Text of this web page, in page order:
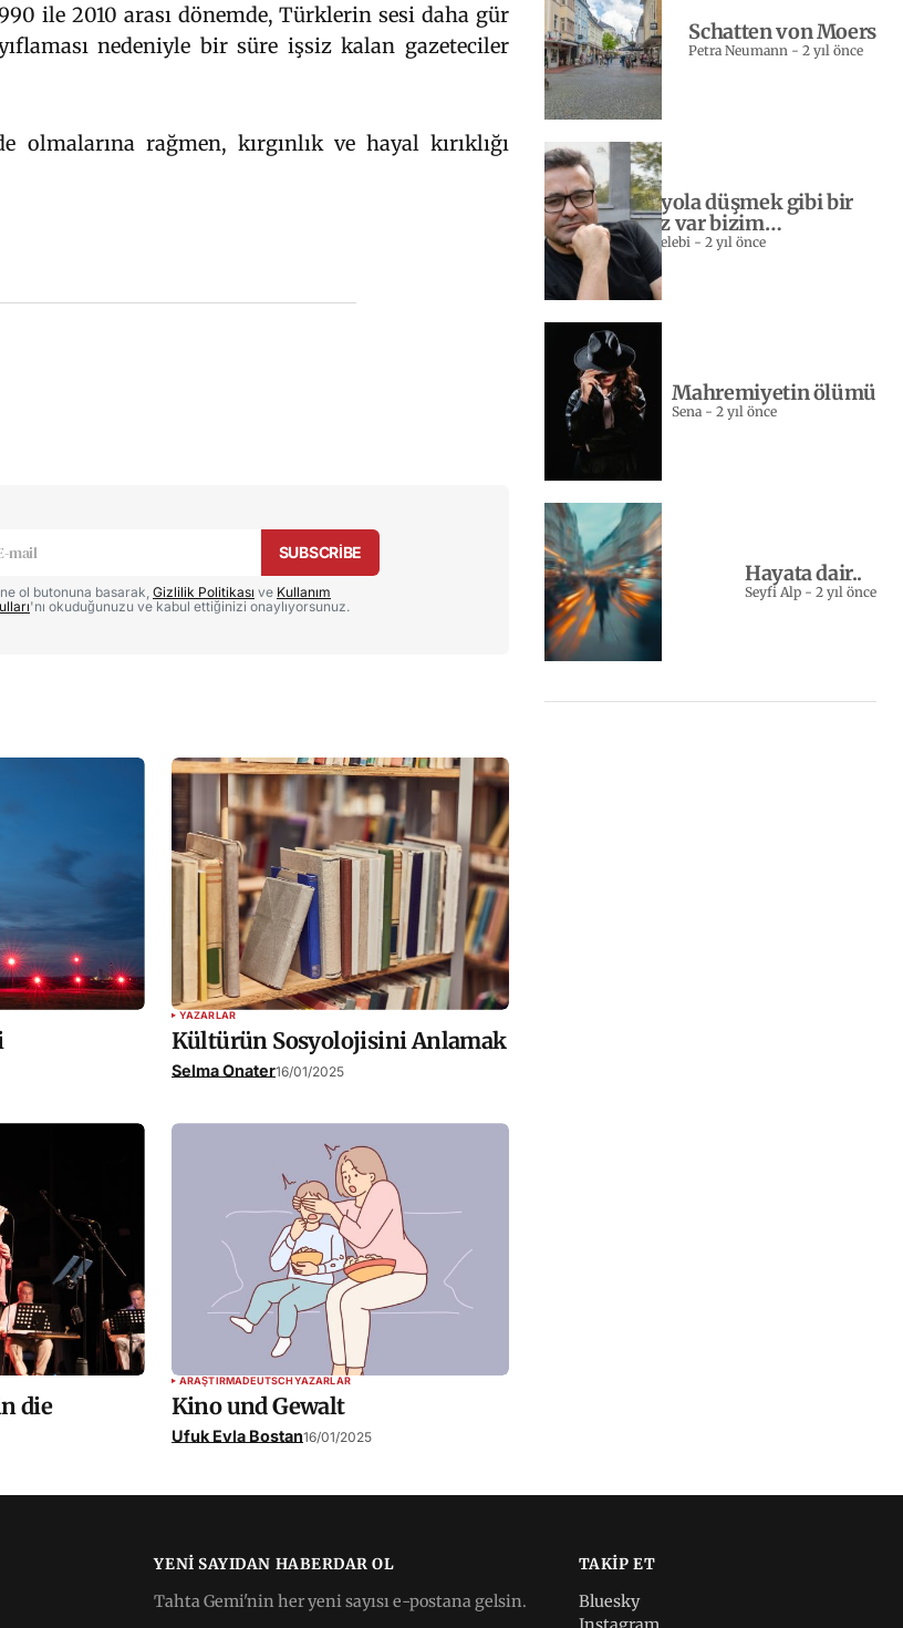
ile 2010 arası dönemde, Türklerin sesi daha gür
nedeniyle bir süre işsiz kalan gazeteciler
rağmen, kırgınlık ve hayal kırıklığı
SUBSCRIBE
ol butonuna basarak, Gizlilik Politikası ve Kullanım
'nı okuduğunuzu ve kabul ettiğinizi onaylıyorsunuz.
YAZARLAR
Kültürün Sosyolojisini Anlamak
Selma Onater16/01/2025
die
ARAŞTIRMADEUTSCHYAZARLAR
Kino und Gewalt
Ufuk Evla Bostan16/01/2025
Schatten von Moers
Petra Neumann -2 yıl önce
Yeniden yola düşmek gibi bir
sevdamız var bizim…
Sebahattin Celebi - 2 yıl önce
Mahremiyetin ölümü
Sena -2 yıl önce
Hayata dair..
Seyfi Alp - 2 yıl önce
YENI SAYIDAN HABERDAR OL
Tahta Gemi'nin her yeni sayısı e-postana gelsin.
TAKIP ET
Bluesky